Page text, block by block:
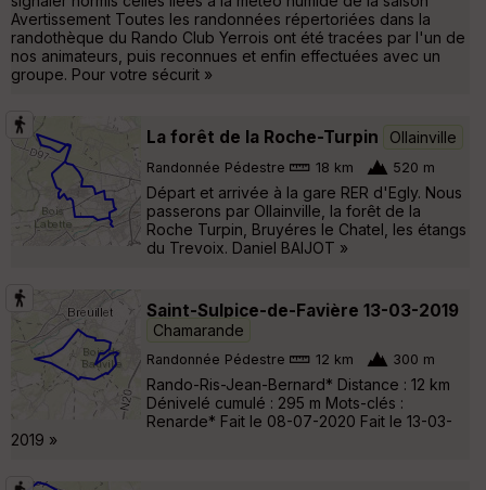
Avertissement Toutes les randonnées répertoriées dans la
randothèque du Rando Club Yerrois ont été tracées par l'un de
nos animateurs, puis reconnues et enfin effectuées avec un
groupe. Pour votre sécurit »
La forêt de la Roche-Turpin Ollainville
Randonnée Pédestre 18 km 520 m
Départ et arrivée à la gare RER d'Egly. Nous
passerons par Ollainville, la forêt de la
Roche Turpin, Bruyéres le Chatel, les étangs
du Trevoix. Daniel BAIJOT »
Saint-Sulpice-de-Favière 13-03-2019
Chamarande
Randonnée Pédestre 12 km 300 m
Rando-Ris-Jean-Bernard* Distance : 12 km
Dénivelé cumulé : 295 m Mots-clés :
Renarde* Fait le 08-07-2020 Fait le 13-03-
2019 »